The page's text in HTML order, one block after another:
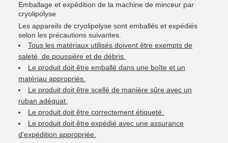
Emballage et expédition de la machine de minceur par
cryolipolyse
Les appareils de cryolipolyse sont emballés et expédiés
selon les précautions suivantes.
Tous les matériaux utilisés doivent être exempts de
saleté, de poussière et de débris.
Le produit doit être emballé dans une boîte et un
matériau appropriés.
Le produit doit être scellé de manière sûre avec un
ruban adéquat.
Le produit doit être correctement étiqueté.
Le produit doit être expédié avec une assurance
d'expédition appropriée.